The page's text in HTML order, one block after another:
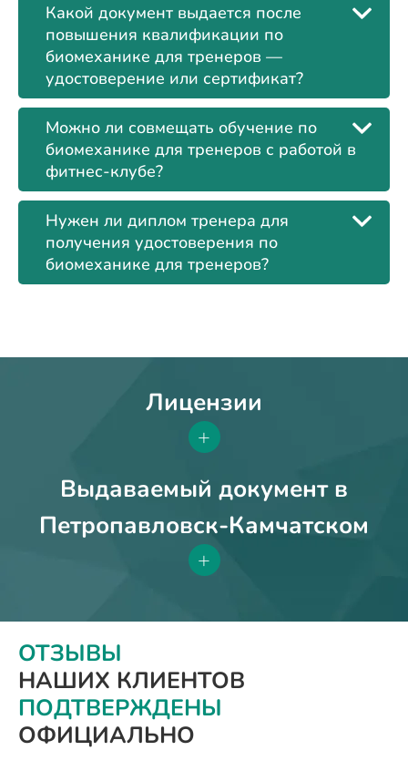
Какой документ выдается после
повышения квалификации по
биомеханике для тренеров —
удостоверение или сертификат?
Можно ли совмещать обучение по
биомеханике для тренеров с работой в
фитнес-клубе?
Нужен ли диплом тренера для
получения удостоверения по
биомеханике для тренеров?
Лицензии
+
Выдаваемый документ в
Петропавловск-Камчатском
+
ОТЗЫВЫ
НАШИХ КЛИЕНТОВ
ПОДТВЕРЖДЕНЫ
ОФИЦИАЛЬНО